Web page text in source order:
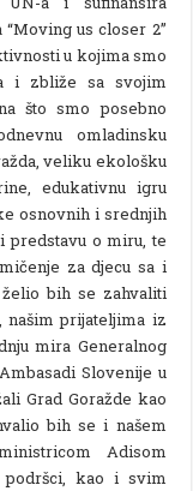
us closer 2”
u kojima smo
i zbliže sa svojim
što smo posebno
omladinsku
veliku ekološku
edukativnu igru
osnovnih i srednjih
predstavu o miru, te
za djecu sa i
bih se zahvaliti
našim prijateljima iz
mira Generalnog
Slovenije u
Grad Goražde kao
bih se i našem
Adisom
podršci, kao i svim